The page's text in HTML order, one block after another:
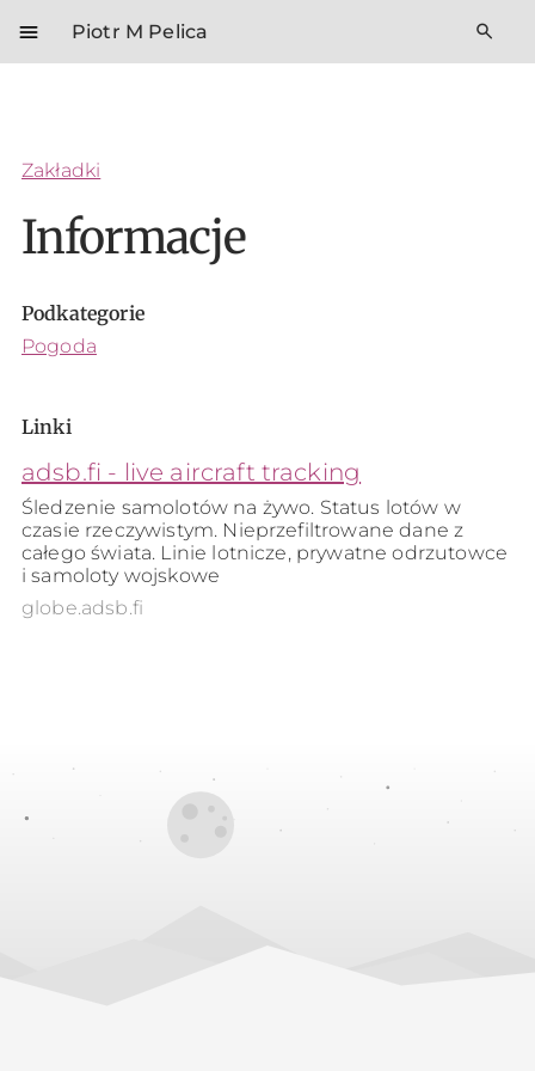
menu Piotr M Pelica search
Zakładki
Informacje
Podkategorie
Pogoda
Linki
adsb.fi - live aircraft tracking
Śledzenie samolotów na żywo. Status lotów w
czasie rzeczywistym. Nieprzefiltrowane dane z
całego świata. Linie lotnicze, prywatne odrzutowce
i samoloty wojskowe
globe.adsb.fi